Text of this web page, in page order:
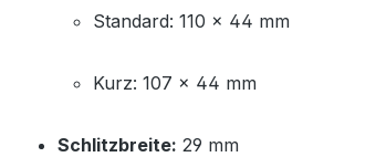
Standard: 110 × 44 mm
Kurz: 107 × 44 mm
Schlitzbreite: 29 mm